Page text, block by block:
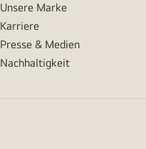
Unsere Marke
Karriere
Presse & Medien
Nachhaltigkeit